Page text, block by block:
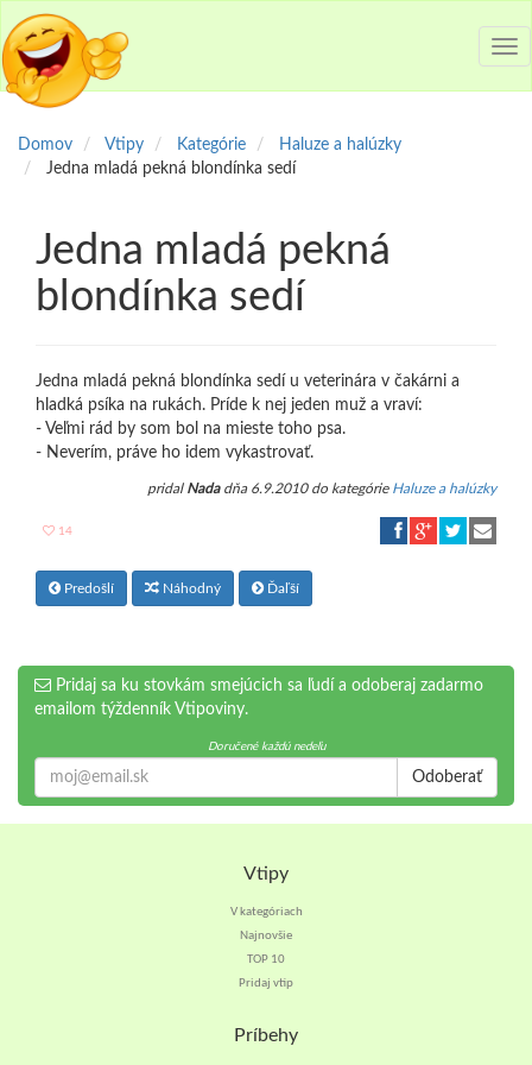
Domov Vtipy Kategórie
Haluze a halúzky
Jedna mladá pekná blondínka sedí
Jedna mladá pekná
blondínka sedí
Jedna mladá pekná blondínka sedí u veterinára v čakárni a
hladká psíka na rukách. Príde k nej jeden muž a vraví:
- Veľmi rád by som bol na mieste toho psa.
- Neverím, práve ho idem vykastrovať.
pridal Nadadňa 6.9.2010 do kategórie Haluze a halúzky
14
Predošlí Náhodný Ďaľší
Pridaj sa ku stovkám smejúcich sa ľudí a odoberaj zadarmo
emailom týždenník Vtipoviny.
Doručené každú nedeľu
Odoberať
Vtipy
V kategóriach
Najnovšie
TOP 10
Pridaj vtip
Príbehy